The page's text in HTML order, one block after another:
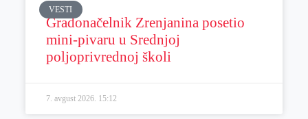
VESTI
Gradonačelnik Zrenjanina posetio
mini-pivaru u Srednjoj
poljoprivrednoj školi
7. avgust 2026. 15:12